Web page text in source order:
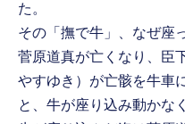
た。
その「撫で牛」、なぜ座
菅原道真が亡くなり、臣
やすゆき）が亡骸を牛車
と、牛が座り込み動かな